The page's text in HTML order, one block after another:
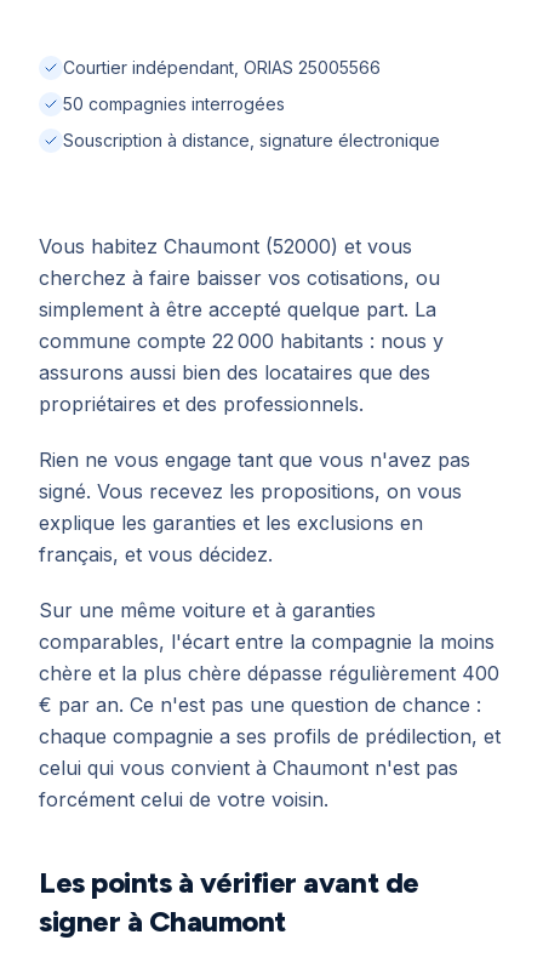
Courtier indépendant, ORIAS 25005566
50 compagnies interrogées
Souscription à distance, signature électronique
Vous habitez Chaumont (52000) et vous
cherchez à faire baisser vos cotisations, ou
simplement à être accepté quelque part. La
commune compte 22 000 habitants : nous y
assurons aussi bien des locataires que des
propriétaires et des professionnels.
Rien ne vous engage tant que vous n'avez pas
signé. Vous recevez les propositions, on vous
explique les garanties et les exclusions en
français, et vous décidez.
Sur une même voiture et à garanties
comparables, l'écart entre la compagnie la moins
chère et la plus chère dépasse régulièrement 400
€ par an. Ce n'est pas une question de chance :
chaque compagnie a ses profils de prédilection, et
celui qui vous convient à Chaumont n'est pas
forcément celui de votre voisin.
Les points à vérifier avant de
signer à Chaumont